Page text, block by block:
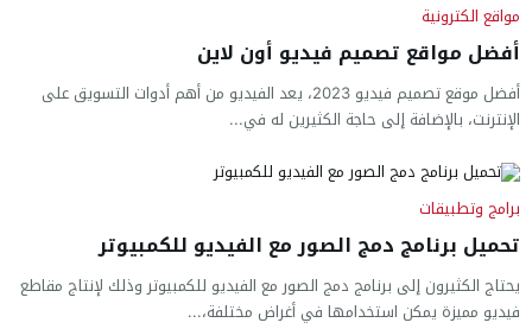
مواقع الكترونية
أفضل مواقع تصميم فيديو أون لاين
أفضل موقع تصميم فيديو 2023، يعد الفيديو من أهم أدوات التسويق على
الإنترنت، بالإضافة إلى حاجة الكثيرين له في...
برامج وتطبيقات
تحميل برنامج دمج الصور مع الفيديو للكمبيوتر
يحتاج الكثيرون إلى برنامج دمج الصور مع الفيديو للكمبيوتر وذلك لإنتاج مقاطع
فيديو مميزة يمكن استخدامها في أغراض مختلفة،...